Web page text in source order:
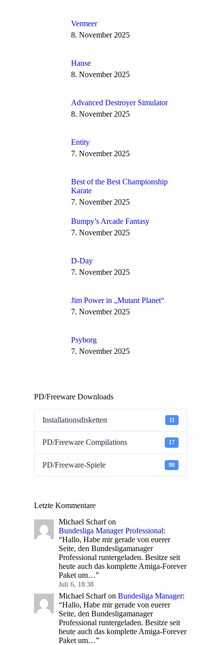
Vermeer
8. November 2025
Hanse
8. November 2025
Advanced Destroyer Simulator
8. November 2025
Entity
7. November 2025
Best of the Best Championship
Karate
7. November 2025
Bumpy’s Arcade Fantasy
7. November 2025
D-Day
7. November 2025
Jim Power in „Mutant Planet“
7. November 2025
Psyborg
7. November 2025
PD/Freeware Downloads
Installationsdisketten 11
PD/Freeware Compilations 17
PD/Freeware-Spiele 90
Letzte Kommentare
Michael Scharfon
Bundesliga Manager Professional:
“Hallo, Habe mir gerade von euerer
Seite, den Bundesligamanager
Professional runtergeladen. Besitze seit
heute auch das komplette Amiga-Forever
Paket um…”
Juli 6, 18:38
Michael Scharfon Bundesliga Manager:
“Hallo, Habe mir gerade von euerer
Seite, den Bundesligamanager
Professional runtergeladen. Besitze seit
heute auch das komplette Amiga-Forever
Paket um…”